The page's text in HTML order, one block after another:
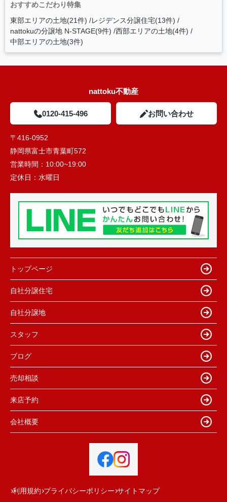
おすすめこだわり特集
東部エリアの土地(21件) レジデンス分譲住宅(13件)
nattokuの分譲地 N-STAGE(9件) 西部エリアの土地(4件)
中部エリアの土地(3件)
nattoku不動産
0120-415-496 お問い合わせ
〒416-0952
静岡県富士市青葉町572
営業時間： 10:00~19:00
定休日： 水曜日
トップページ
自社分譲住宅
自社分譲地
スタッフ
ブログ
売却相談
来店予約
会社概要
利用規約 プライバシーポリシー サイトマップ